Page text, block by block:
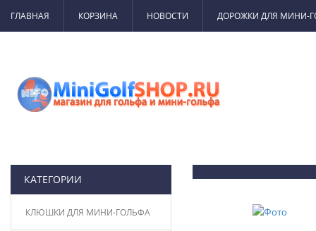
ГЛАВНАЯ КОРЗИНА НОВОСТИ ДОРОЖКИ ДЛЯ МИНИ-
КАТЕГОРИИ
КЛЮШКИ ДЛЯ МИНИ-ГОЛЬФА